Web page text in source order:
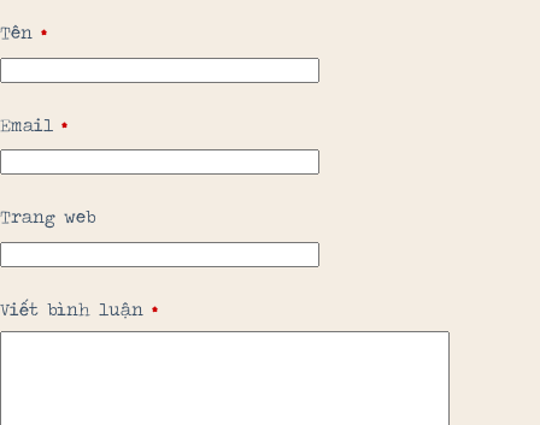
Tên *
Email *
Trang web
Viết bình luận *